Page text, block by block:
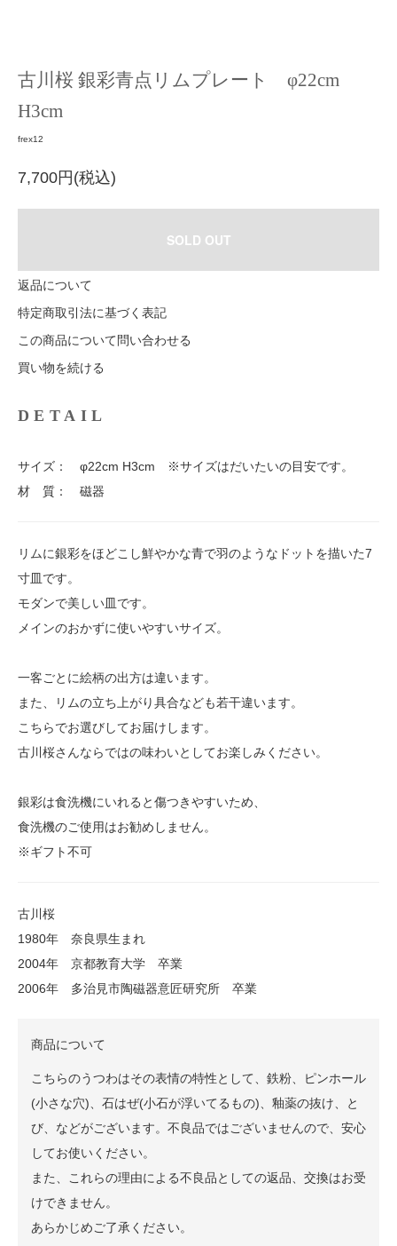
古川桜 銀彩青点リムプレート φ22cm
H3cm
frex12
7,700円(税込)
SOLD OUT
返品について
特定商取引法に基づく表記
この商品について問い合わせる
買い物を続ける
DETAIL
サイズ： φ22cm H3cm ※サイズはだいたいの目安です。
材 質： 磁器
リムに銀彩をほどこし鮮やかな青で羽のようなドットを描いた7
寸皿です。
モダンで美しい皿です。
メインのおかずに使いやすいサイズ。
一客ごとに絵柄の出方は違います。
また、リムの立ち上がり具合なども若干違います。
こちらでお選びしてお届けします。
古川桜さんならではの味わいとしてお楽しみください。
銀彩は食洗機にいれると傷つきやすいため、
食洗機のご使用はお勧めしません。
※ギフト不可
古川桜
1980年 奈良県生まれ
2004年 京都教育大学 卒業
2006年 多治見市陶磁器意匠研究所 卒業
商品について
こちらのうつわはその表情の特性として、鉄粉、ピンホール
(小さな穴)、石はぜ(小石が浮いてるもの)、釉薬の抜け、と
び、などがございます。不良品ではございませんので、安心
してお使いください。
また、これらの理由による不良品としての返品、交換はお受
けできません。
あらかじめご了承ください。